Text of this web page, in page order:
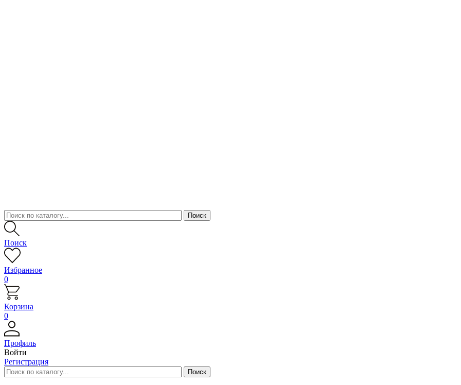
Поиск
Избранное
0
Корзина
0
Профиль
Войти
Регистрация